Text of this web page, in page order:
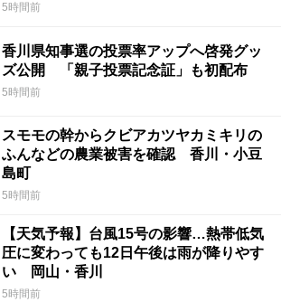
5時間前
香川県知事選の投票率アップへ啓発グッ
ズ公開 「親子投票記念証」も初配布
5時間前
スモモの幹からクビアカツヤカミキリの
ふんなどの農業被害を確認 香川・小豆
島町
5時間前
【天気予報】台風15号の影響…熱帯低気
圧に変わっても12日午後は雨が降りやす
い 岡山・香川
5時間前